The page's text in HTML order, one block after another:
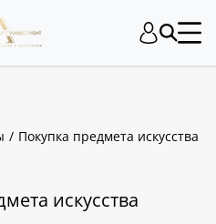
Покупка предмета искусства
искусства